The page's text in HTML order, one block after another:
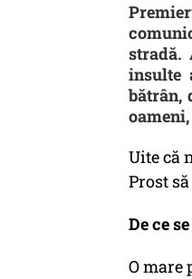
stradă.
insulte
bătrân,
Uite că
Prost
De ce
O mare